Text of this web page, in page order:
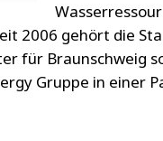
2006 gehört die
für Braunschweig
Gruppe in einer